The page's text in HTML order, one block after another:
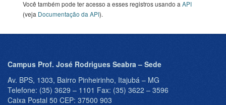
Você também pode ter acesso a esses registros usando a API
(veja Documentação da API).
Campus Prof. José Rodrigues Seabra – Sede
Av. BPS, 1303, Bairro Pinheirinho, Itajubá – MG
Telefone: (35) 3629 – 1101 Fax: (35) 3622 – 3596
Caixa Postal 50 CEP: 37500 903